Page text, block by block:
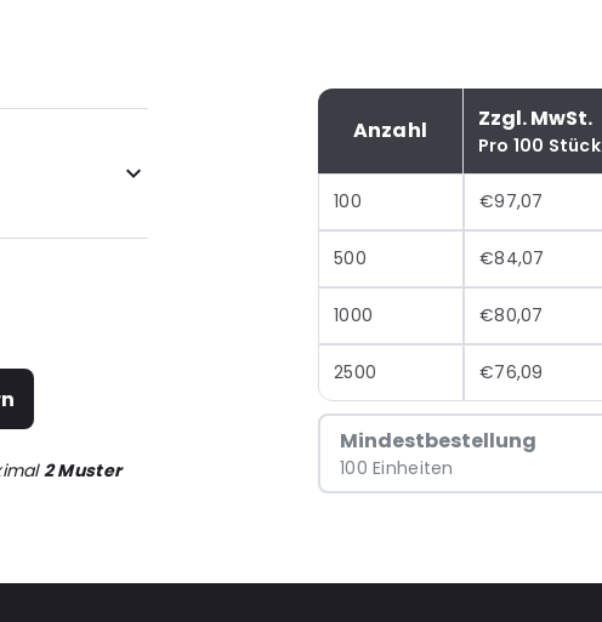
Anzahl Zzgl. MwSt.
Pro 100 Stück
100 €97,07
500 €84,07
1000 €80,07
2500 €76,09
Mindestbestellung
100 Einheiten
2 Muster